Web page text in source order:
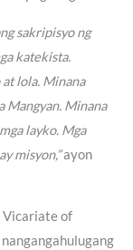
sakripisyo ng
katekista.
at lola. Minana
Mangyan. Minana
layko. Mga
misyon,”ayon
Vicariate of